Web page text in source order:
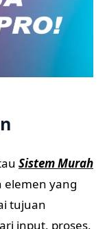
Sistem Murah
elemen yang
tujuan
input, proses,